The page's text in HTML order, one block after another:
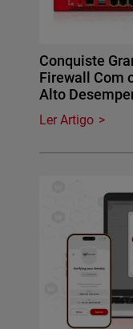
Conquiste
Firewall Com
Alto
Ler Artigo